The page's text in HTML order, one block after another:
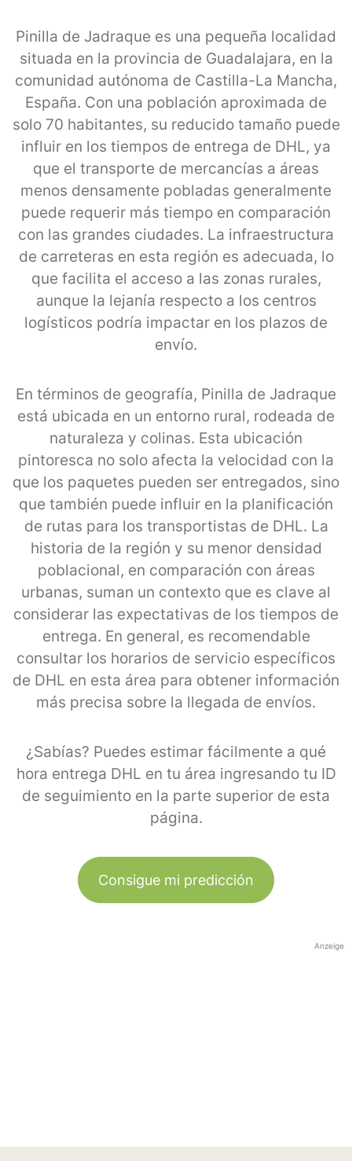
Pinilla de Jadraque es una pequeña localidad
situada en la provincia de Guadalajara, en la
comunidad autónoma de Castilla-La Mancha,
España. Con una población aproximada de
solo 70 habitantes, su reducido tamaño puede
influir en los tiempos de entrega de DHL, ya
que el transporte de mercancías a áreas
menos densamente pobladas generalmente
puede requerir más tiempo en comparación
con las grandes ciudades. La infraestructura
de carreteras en esta región es adecuada, lo
que facilita el acceso a las zonas rurales,
aunque la lejanía respecto a los centros
logísticos podría impactar en los plazos de
envío.
En términos de geografía, Pinilla de Jadraque
está ubicada en un entorno rural, rodeada de
naturaleza y colinas. Esta ubicación
pintoresca no solo afecta la velocidad con la
que los paquetes pueden ser entregados, sino
que también puede influir en la planificación
de rutas para los transportistas de DHL. La
historia de la región y su menor densidad
poblacional, en comparación con áreas
urbanas, suman un contexto que es clave al
considerar las expectativas de los tiempos de
entrega. En general, es recomendable
consultar los horarios de servicio específicos
de DHL en esta área para obtener información
más precisa sobre la llegada de envíos.
¿Sabías? Puedes estimar fácilmente a qué
hora entrega DHL en tu área ingresando tu ID
de seguimiento en la parte superior de esta
página.
Consigue mi predicción
Anzeige